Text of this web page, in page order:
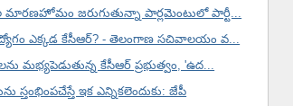
మారణహోమం జరుగుతున్నా పార్లమెంటులో పార్టీ...
ఎక్కడ కేసీఆర్? - తెలంగాణ సచివాలయం వ...
మభ్యపెడుతున్న కేసీఆర్ ప్రభుత్వం, 'ఉద...
స్తంభింపచేస్తే ఇక ఎన్నికలెందుకు: జేపీ